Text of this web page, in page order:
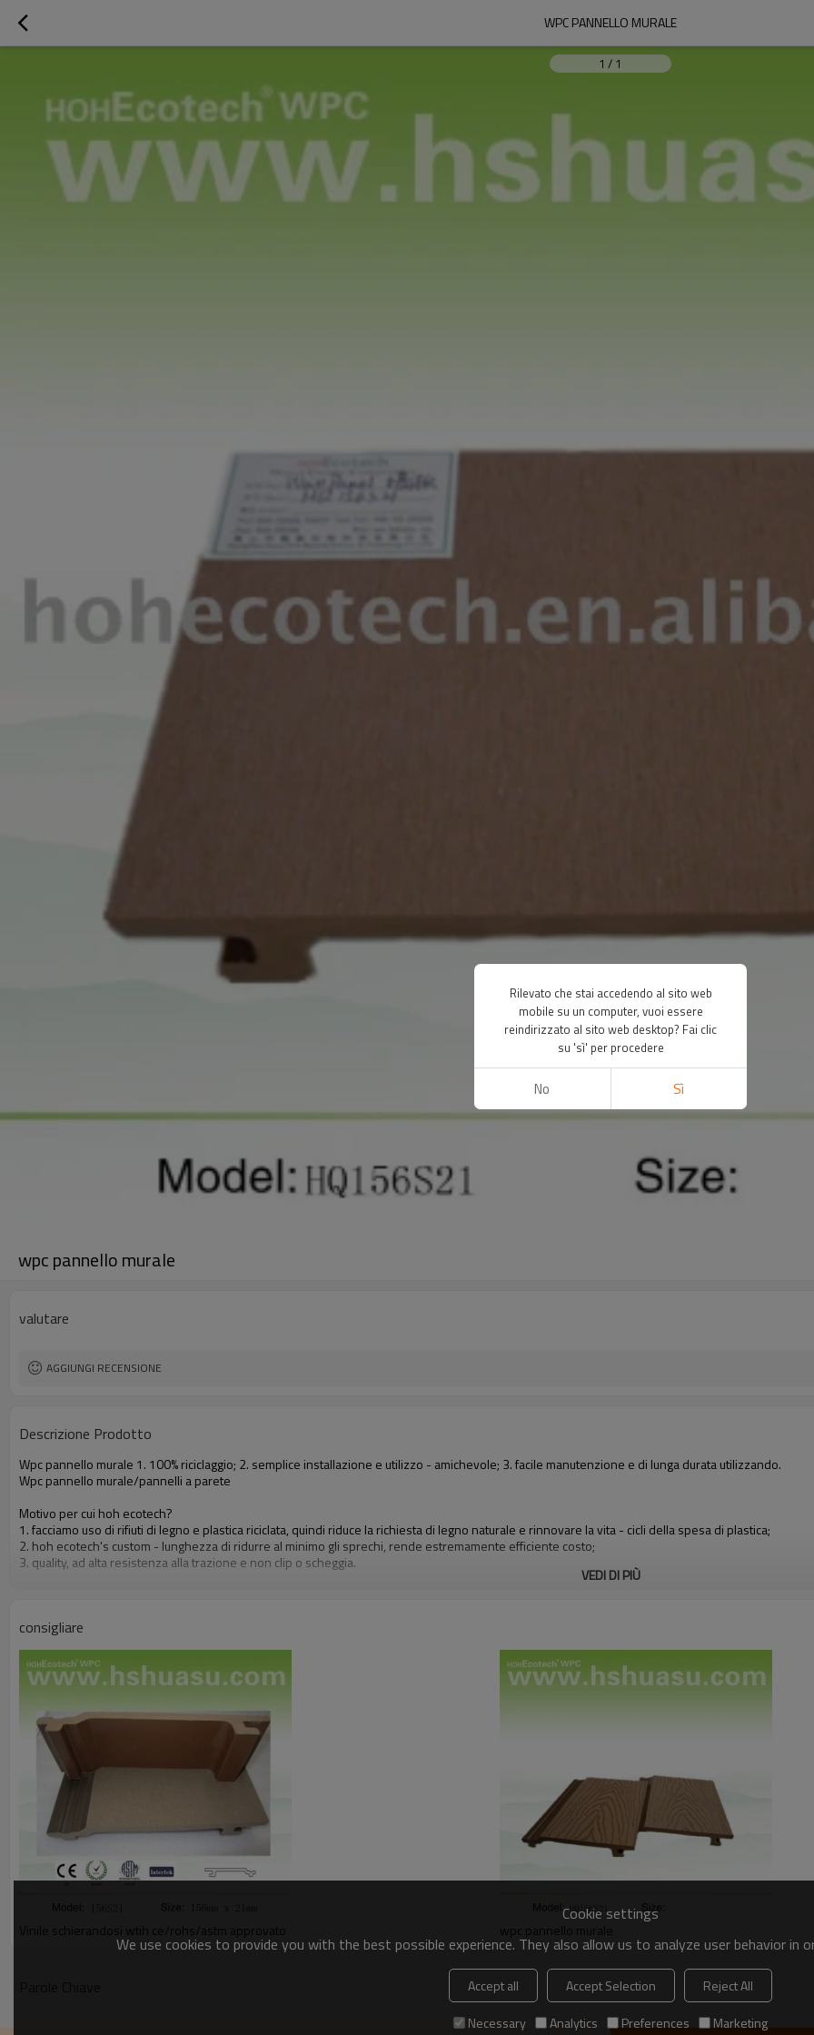
WPC PANNELLO MURALE
1 / 1
wpc pannello murale
valutare
AGGIUNGI RECENSIONE
Descrizione Prodotto
Wpc pannello murale 1. 100% riciclaggio; 2. semplice installazione e utilizzo - amichevole; 3. facile manutenzione e di lunga durata utilizzando.
Wpc pannello murale/pannelli a parete
Motivo per cui hoh ecotech?
1. facciamo uso di rifiuti di legno e plastica riciclata, quindi riduce la richiesta di legno naturale e rinnovare la vita - cicli della spesa di plastica;
2. hoh ecotech's custom - lunghezza di ridurre al minimo gli sprechi, rende estremamente efficiente costo;
3. quality, ad alta resistenza alla trazione e non clip o scheggia.
VEDI DI PIÙ
consigliare
Vinile schierandosi wtih ce/rohs/astm approvato wpc pannello murale
Cookie settings
We use cookies to provide you with the best possible experience. They also allow us to analyze user behavior
Accept all Accept Selection
Reject All
Necessary
Analytics Preferences Marketing
Rilevato che stai accedendo al sito web
mobile su un computer, vuoi essere
reindirizzato al sito web desktop? Fai clic
su 'sì' per procedere
No Sì